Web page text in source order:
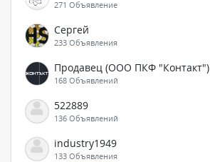
271 Объявление
Сергей
233 Объявления
Продавец (ООО ПКФ "Контакт")
168 Объявлений
522889
136 Объявлений
industry1949
133 Объявления